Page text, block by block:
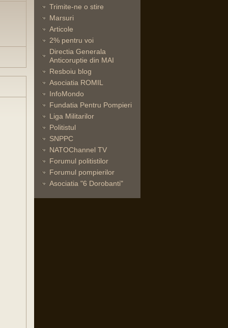
Trimite-ne o stire
Marsuri
Articole
2% pentru voi
Directia Generala
Anticoruptie din MAI
Resboiu blog
Asociatia ROMIL
InfoMondo
Fundatia Pentru Pompieri
Liga Militarilor
Politistul
SNPPC
NATOChannel TV
Forumul politistilor
Forumul pompierilor
Asociatia "6 Dorobanti"